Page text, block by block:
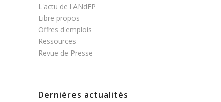
L'actu de l'ANdEP
Libre propos
Offres d'emplois
Ressources
Revue de Presse
Dernières actualités